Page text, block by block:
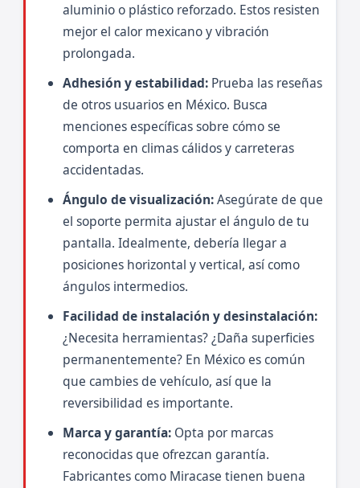
aluminio o plástico reforzado. Estos resisten
mejor el calor mexicano y vibración
prolongada.
Adhesión y estabilidad:Prueba las reseñas
de otros usuarios en México. Busca
menciones específicas sobre cómo se
comporta en climas cálidos y carreteras
accidentadas.
Ángulo de visualización:Asegúrate de que
el soporte permita ajustar el ángulo de tu
pantalla. Idealmente, debería llegar a
posiciones horizontal y vertical, así como
ángulos intermedios.
Facilidad de instalación y desinstalación:
¿Necesita herramientas? ¿Daña superficies
permanentemente? En México es común
que cambies de vehículo, así que la
reversibilidad es importante.
Marca y garantía:Opta por marcas
reconocidas que ofrezcan garantía.
Fabricantes como Miracase tienen buena